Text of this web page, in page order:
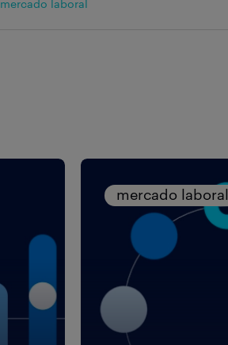
mercado laboral
mercado laboral